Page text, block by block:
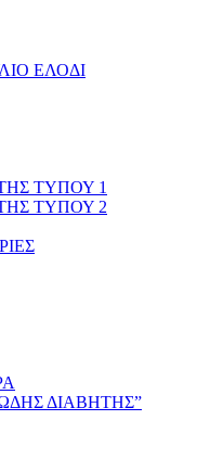
ΕΛΟΔΙ
ΤΥΠΟΥ 1
ΤΥΠΟΥ 2
ΔΙΑΒΗΤΗΣ”